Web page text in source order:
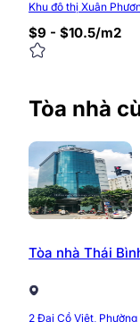
Website:
Fanpage:
Khu đô thị Xuân
$9 - $10.5/m2
Tòa nhà
Tòa nhà Thái
2 Đại Cồ Việt,